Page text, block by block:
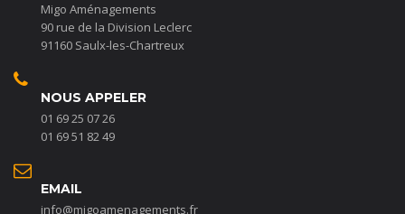
Migo Aménagements
90 rue de la Division Leclerc
91160 Saulx-les-Chartreux
NOUS APPELER
01 69 25 07 26
01 69 51 82 49
EMAIL
info@migoamenagements.fr